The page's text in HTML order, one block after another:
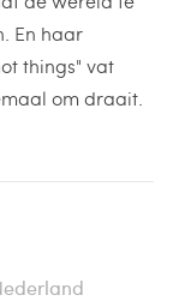
En haar
things" vat
om draait.